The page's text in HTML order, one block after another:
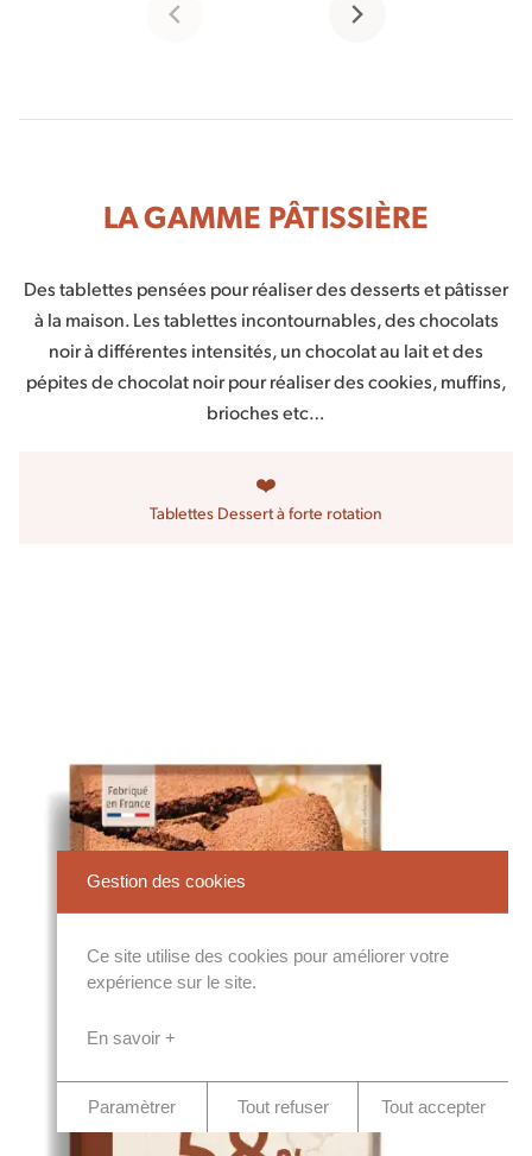
LA GAMME PÂTISSIÈRE
Des tablettes pensées pour réaliser des desserts et pâtisser
à la maison. Les tablettes incontournables, des chocolats
noir à différentes intensités, un chocolat au lait et des
pépites de chocolat noir pour réaliser des cookies, muffins,
brioches etc…
❤️
Tablettes Dessert à forte rotation
Gestion des cookies
Ce site utilise des cookies pour améliorer votre
expérience sur le site.
En savoir +
Paramètrer Tout refuser Tout accepter